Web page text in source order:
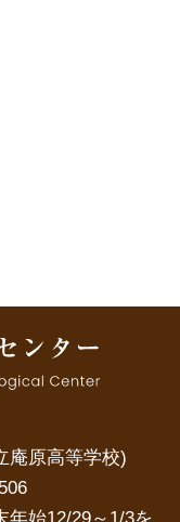
庵原高等学校)
年始12/29～1/3を